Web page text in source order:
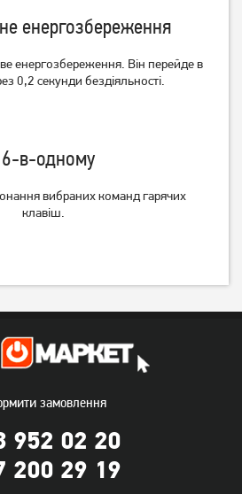
Wireless Panda
449грн
01 Wireless Black
279
енергозбереження
енергозбереження. Він перейде в
0,2 секунди бездіяльності.
в-одному
вибраних команд гарячих
клавіш.
замовлення
952 02 20
200 29 19